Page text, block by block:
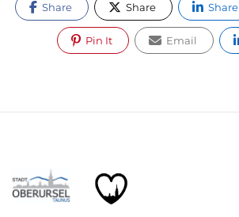
Share Share Share
Pin It Email